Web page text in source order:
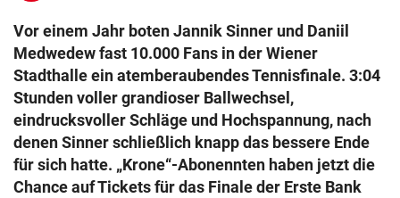
Vor einem Jahr boten Jannik Sinner und Daniil
Medwedew fast 10.000 Fans in der Wiener
Stadthalle ein atemberaubendes Tennisfinale. 3:04
Stunden voller grandioser Ballwechsel,
eindrucksvoller Schläge und Hochspannung, nach
denen Sinner schließlich knapp das bessere Ende
für sich hatte. „Krone“-Abonennten haben jetzt die
Chance auf Tickets für das Finale der Erste Bank